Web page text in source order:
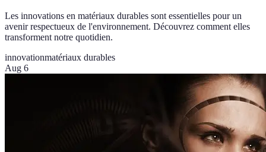
Les innovations en matériaux durables sont essentielles pour un
avenir respectueux de l'environnement. Découvrez comment elles
transforment notre quotidien.
innovationmatériaux durables
Aug 6